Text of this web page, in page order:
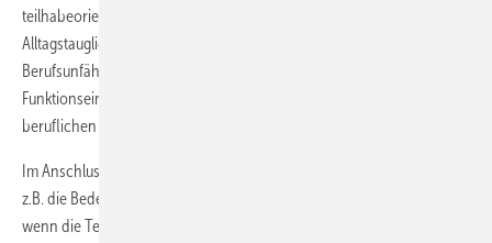
teilhabeorientierte Betrachtung wie z.B. die Bewertung der
Alltagstauglichkeit gemäß ICF ausschlaggebend ist, da eine
Berufsunfähigkeit nicht auf Diagnosen beruht, sondern auf konkreten
Funktionseinschränkungen in der Ausübung der tatsächlichen
beruflichen Teiltätigkeiten.
Im Anschluss an die Referate bestand Raum zur Diskussion. So wurde
z.B. die Bedeutung psychometrischer Testergebnissen hinterfragt,
wenn die Testergebnisse zwar im Normbereich, der Beruf aber